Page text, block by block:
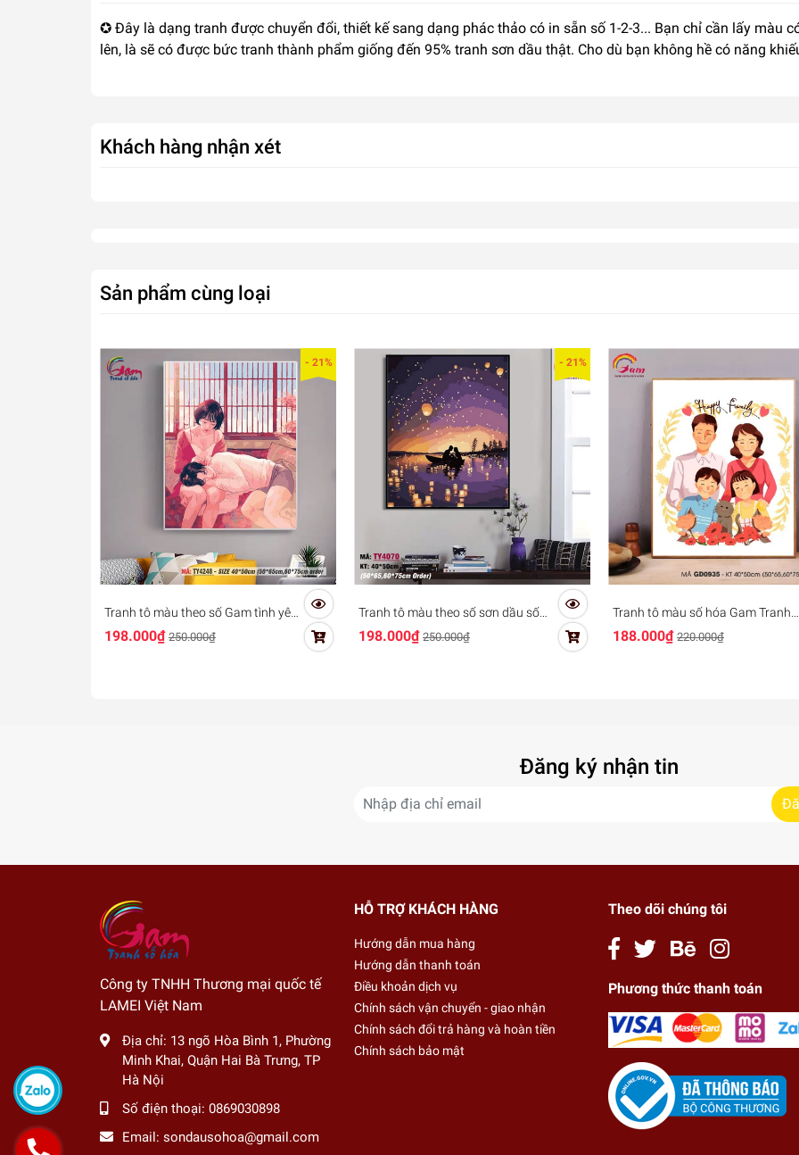
✪ Đây là dạng tranh được chuyển đổi, thiết kế sang dạng phác thảo có in sẵn số 1-2-3... Bạn chỉ cần lấy màu
lên, là sẽ có được bức tranh thành phẩm giống đến 95% tranh sơn dầu thật. Cho dù bạn không hề có năng
Khách hàng nhận xét
Sản phẩm cùng loại
- 21%
Tranh tô màu theo số Gam tình yêu
đôi lứa TY4248
198.000₫ 250.000₫
- 21%
Tranh tô màu theo số sơn dầu số
hóa Gam Đèn lồng tình yêu TY4070
198.000₫ 250.000₫
Tranh tô màu số hóa Gam Tranh
gia đình hạnh phúc cute đơn giản
dễ vẽ GD0935 Happy family
188.000₫ 220.000₫
Đăng ký nhận tin
Công ty TNHH Thương mại quốc tế
LAMEI Việt Nam
Địa chỉ: 13 ngõ Hòa Bình 1, Phường
Minh Khai, Quận Hai Bà Trưng, TP
Hà Nội
Số điện thoại: 0869030898
Email: sondausohoa@gmail.com
HỖ TRỢ KHÁCH HÀNG
Hướng dẫn mua hàng
Hướng dẫn thanh toán
Điều khoản dịch vụ
Chính sách vận chuyển - giao nhận
Chính sách đổi trả hàng và hoàn tiền
Chính sách bảo mật
Theo dõi chúng tôi
Phương thức thanh toán